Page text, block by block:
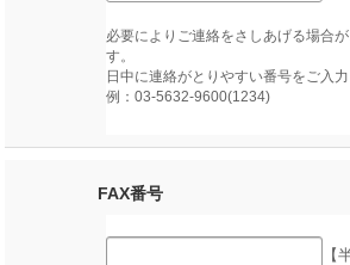
必要によりご連絡をさしあげる場合が
す。
日中に連絡がとりやすい番号をご入力
例：03-5632-9600(1234)
FAX番号
【